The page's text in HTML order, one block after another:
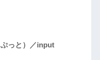
っと）／input